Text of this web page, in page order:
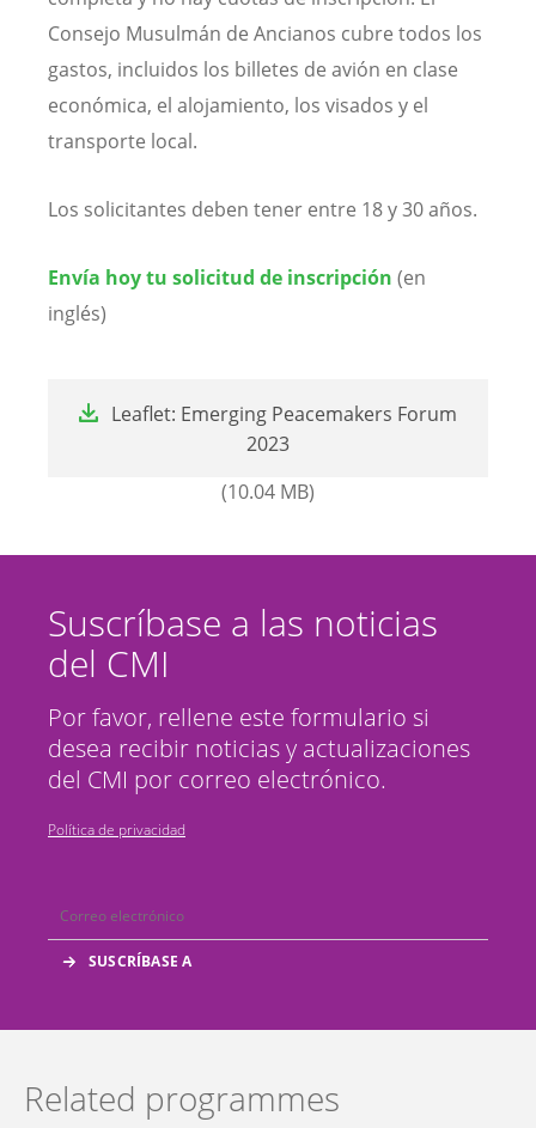
Consejo Musulmán de Ancianos cubre todos los
gastos, incluidos los billetes de avión en clase
económica, el alojamiento, los visados y el
transporte local.
Los solicitantes deben tener entre 18 y 30 años.
Envía hoy tu solicitud de inscripción (en
inglés)
Leaflet: Emerging Peacemakers Forum
2023
(10.04 MB)
Suscríbase a las noticias
del CMI
Por favor, rellene este formulario si
desea recibir noticias y actualizaciones
del CMI por correo electrónico.
Política de privacidad
Related programmes